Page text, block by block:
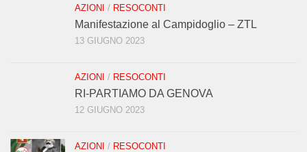
AZIONI / RESOCONTI
Manifestazione al Campidoglio – ZTL
13 GIUGNO 2023
AZIONI / RESOCONTI
RI-PARTIAMO DA GENOVA
12 GIUGNO 2023
AZIONI / RESOCONTI